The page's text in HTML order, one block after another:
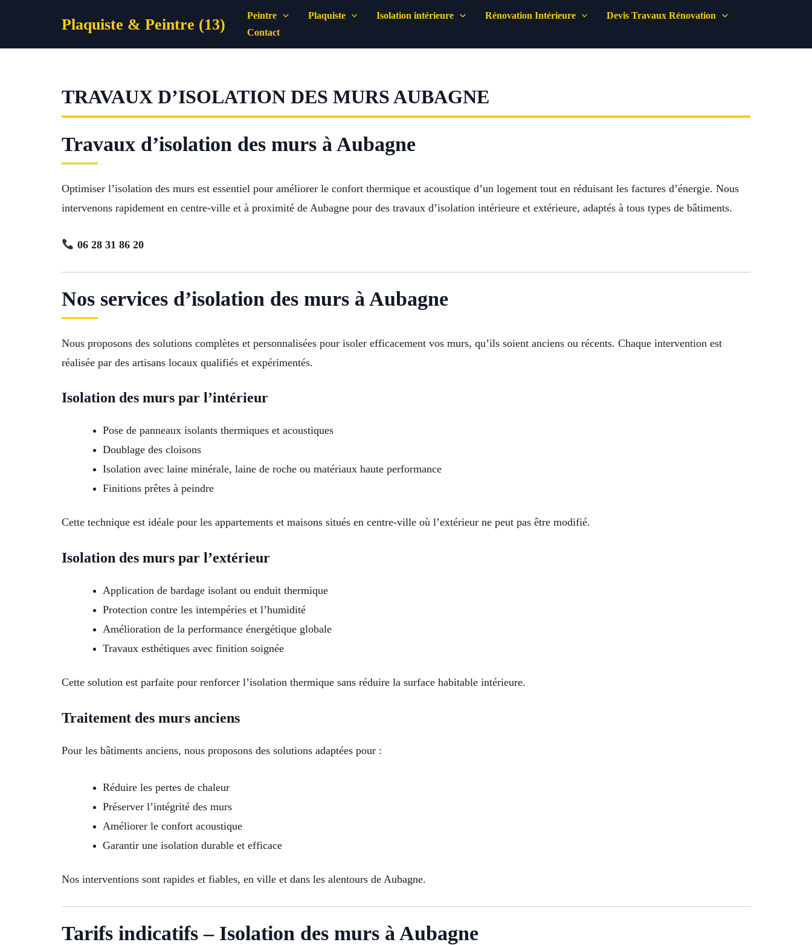
Plaquiste & Peintre (13) Peintre Plaquiste Isolation intérieure Rénovation Intérieure
Devis Travaux Rénovation
Contact
TRAVAUX D’ISOLATION DES MURS AUBAGNE
Travaux d’isolation des murs à Aubagne
Optimiser l’isolation des murs est essentiel pour améliorer le confort thermique et acoustique d’un logement tout en réduisant les factures d’énergie. Nous
intervenons rapidement en centre-ville et à proximité de Aubagne pour des travaux d’isolation intérieure et extérieure, adaptés à tous types de bâtiments.
06 28 31 86 20
Nos services d’isolation des murs à Aubagne
Nous proposons des solutions complètes et personnalisées pour isoler efficacement vos murs, qu’ils soient anciens ou récents. Chaque intervention est
réalisée par des artisans locaux qualifiés et expérimentés.
Isolation des murs par l’intérieur
Pose de panneaux isolants thermiques et acoustiques
Doublage des cloisons
Isolation avec laine minérale, laine de roche ou matériaux haute performance
Finitions prêtes à peindre
Cette technique est idéale pour les appartements et maisons situés en centre-ville où l’extérieur ne peut pas être modifié.
Isolation des murs par l’extérieur
Application de bardage isolant ou enduit thermique
Protection contre les intempéries et l’humidité
Amélioration de la performance énergétique globale
Travaux esthétiques avec finition soignée
Cette solution est parfaite pour renforcer l’isolation thermique sans réduire la surface habitable intérieure.
Traitement des murs anciens
Pour les bâtiments anciens, nous proposons des solutions adaptées pour :
Réduire les pertes de chaleur
Préserver l’intégrité des murs
Améliorer le confort acoustique
Garantir une isolation durable et efficace
Nos interventions sont rapides et fiables, en ville et dans les alentours de Aubagne.
Tarifs indicatifs – Isolation des murs à Aubagne